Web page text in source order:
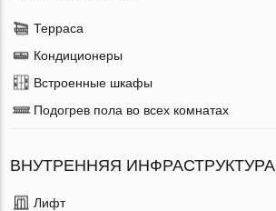
Терраса
Кондиционеры
Встроенные шкафы
Подогрев пола во всех комнатах
ВНУТРЕННЯЯ ИНФРАСТРУКТУРА
Лифт